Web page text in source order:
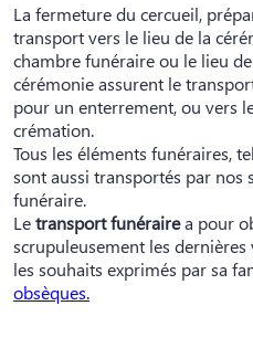
La fermeture du cercueil,
transport vers le lieu de la
chambre funéraire ou le lieu
cérémonie assurent le
pour un enterrement, ou vers
crémation.
Tous les éléments funéraires,
sont aussi transportés par nos
funéraire.
Letransport funérairea pour
scrupuleusement les
les souhaits exprimés par sa
obsèques.